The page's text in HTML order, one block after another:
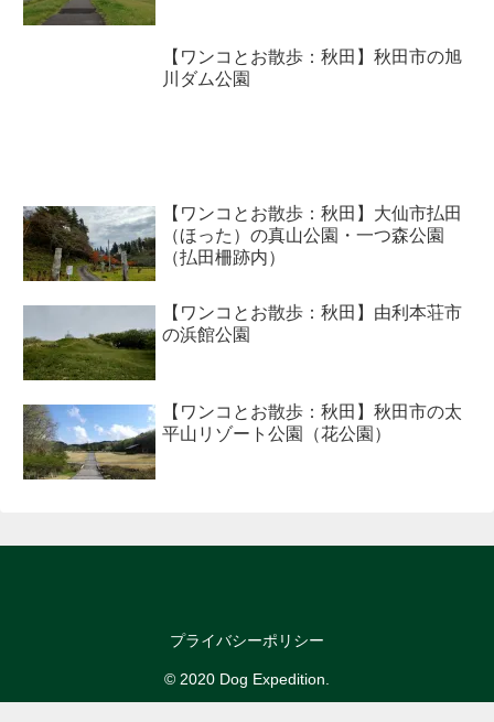
【ワンコとお散歩：秋田】秋田市の旭
川ダム公園
（払田柵跡内）
【ワンコとお散歩：秋田】由利本荘市